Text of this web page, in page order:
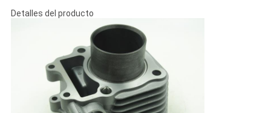
Detalles del producto